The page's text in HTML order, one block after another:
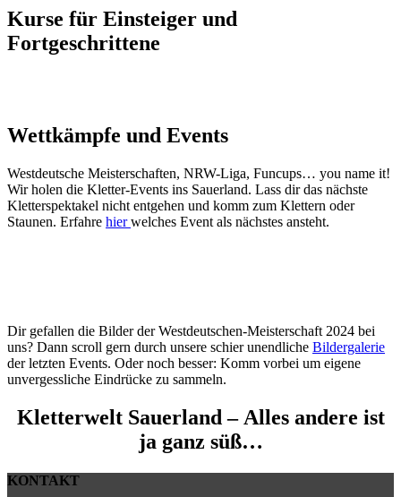
Kurse für Einsteiger und
Fortgeschrittene
Wettkämpfe und Events
Westdeutsche Meisterschaften, NRW-Liga, Funcups… you name it!
Wir holen die Kletter-Events ins Sauerland. Lass dir das nächste
Kletterspektakel nicht entgehen und komm zum Klettern oder
Staunen. Erfahre hierwelches Event als nächstes ansteht.
Dir gefallen die Bilder der Westdeutschen-Meisterschaft 2024 bei
uns? Dann scroll gern durch unsere schier unendliche Bildergalerie
der letzten Events. Oder noch besser: Komm vorbei um eigene
unvergessliche Eindrücke zu sammeln.
Kletterwelt Sauerland – Alles andere ist
ja ganz süß…
KONTAKT